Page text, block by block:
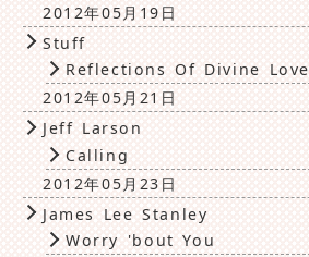
2012年05月19日
Stuff
Reflections Of Divine Love
2012年05月21日
Jeff Larson
Calling
2012年05月23日
James Lee Stanley
Worry 'bout You